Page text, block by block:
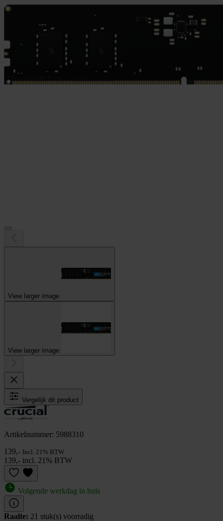
View larger image
View larger image
Vergelijk dit product
Artikelnummer: 5988310
139,- Incl. 21% BTW
139,- incl. 21% BTW
Volgende werkdag in huis
Raalte: 21 stuk(s) voorradig